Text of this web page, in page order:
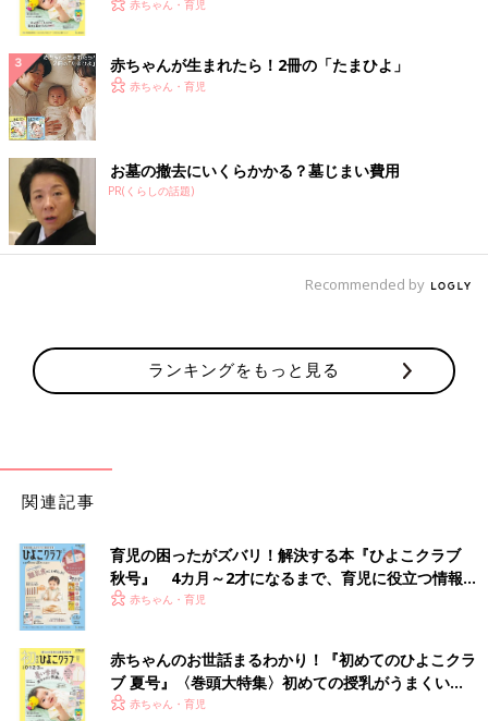
で」
映画館によっては、赤ちゃん連れでも安心して参加できる「映画
デビュー」向けの上映回を実施している場合もあります。
「泣いたらどうしよう…」という不安がある方こそ、こうした企
画から一歩踏み出してみるのもおすすめです。
赤ちゃん・ママ・パパ、それぞれのペースで映画館が“楽しい場
所”になりますように。
（文・井上裕紀子）
突然「蜂窩織炎（ほうかしきえん）」で入院す
て、一緒に大好きな絵本を読んで、一緒に寝れ
ると当たり前に思っていたのに…
■文中のコメントはすべて、『ウィメンズパーク』（2022年1月
あります。
く！ おっぱい・ミルクの基本と夏のトラブル 解決テ
赤ちゃん・育児
赤ちゃんが生まれたら！2冊の「たまひよ」
赤ちゃん・育児
お墓の撤去にいくらかかる？墓じまい費用
PR(くらしの話題)
Recommended by
ランキングをもっと見る
関連記事
育児の困ったがズバリ！解決する本『ひよこクラブ
秋号』 4カ月～2才になるまで、育児に役立つ情報が
いっぱい！
赤ちゃん・育児
赤ちゃんのお世話まるわかり！『初めてのひよこクラ
ブ 夏号』〈巻頭大特集〉初めての授乳がうまくい
く！ おっぱい・ミルクの基本と夏のトラブル 解決テ
赤ちゃん・育児